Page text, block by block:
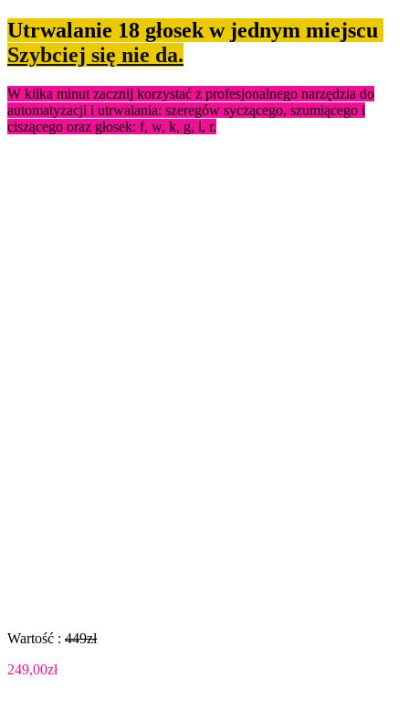
Utrwalanie 18 głosek w jednym miejscu
Szybciej się nie da.
W kilka minut zacznij korzystać z profesjonalnego narzędzia do
automatyzacji i utrwalania: szeregów syczącego, szumiącego i
ciszącego oraz głosek: f, w, k, g, l, r.
Wartość : 449zł
249,00zł